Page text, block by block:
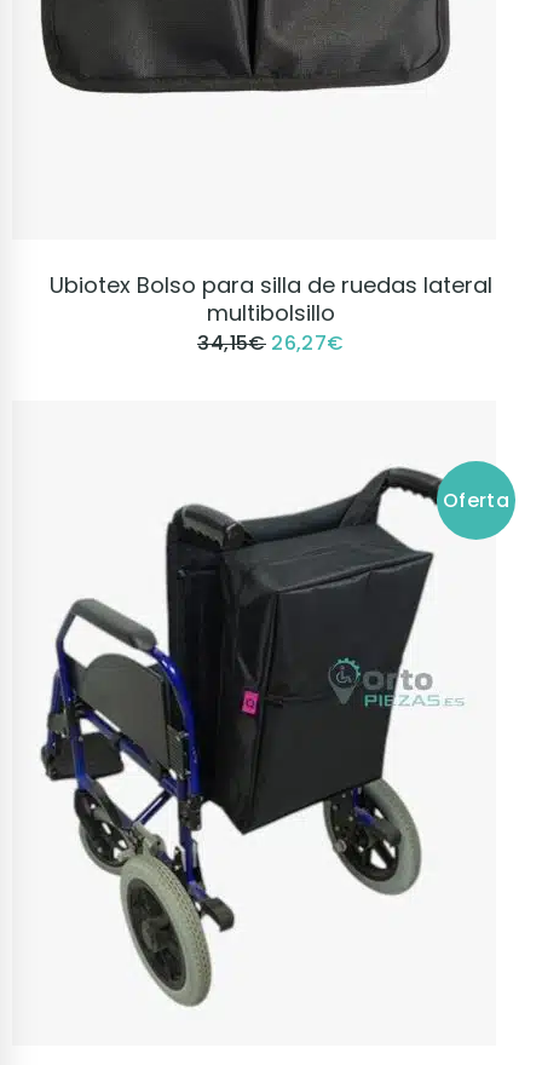
VER PRODUCTO
Ubiotex Bolso para silla de ruedas lateral
multibolsillo
34,15€ 26,27€
Oferta